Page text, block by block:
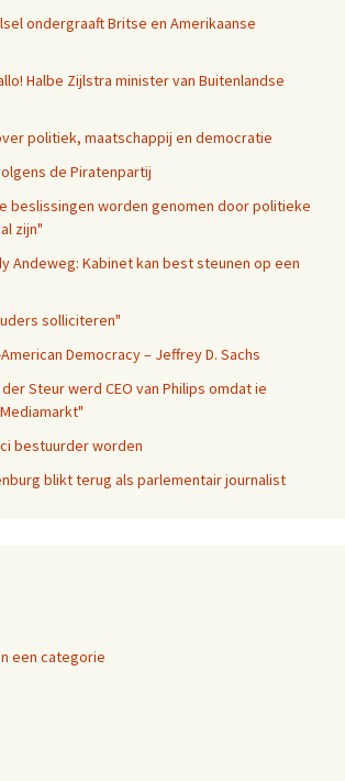
ondergraaft Britse en Amerikaanse
Halbe Zijlstra minister van Buitenlandse
politiek, maatschappij en democratie
de Piratenpartij
beslissingen worden genomen door politieke
zijn"
Andeweg: Kabinet kan best steunen op een
solliciteren"
Democracy – Jeffrey D. Sachs
der Steur werd CEO van Philips omdat ie
bestuurder worden
blikt terug als parlementair journalist
een categorie